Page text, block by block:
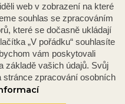
web v zobrazení na které
souhlas se zpracováním
které se dočasně ukládají
„V pořádku“ souhlasíte
vám poskytovali
základě vašich údajů. Svůj
stránce zpracování osobních